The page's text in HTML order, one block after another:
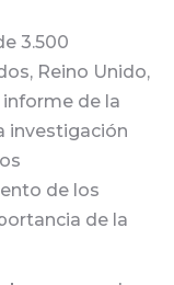
3.500
Reino Unido,
informe de la
investigación
de los
de la